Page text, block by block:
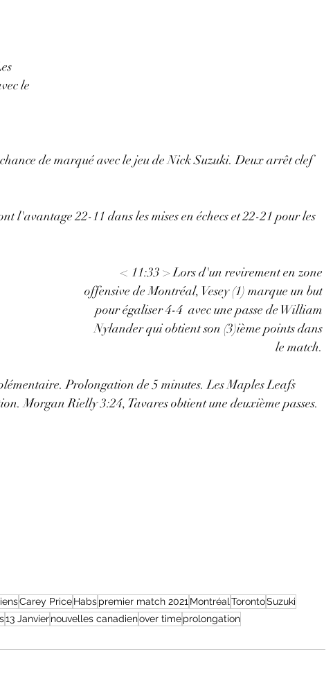
le
de marqué avec le jeu de Nick Suzuki. Deux arrêt clef
l'avantage 22-11 dans les mises en échecs et 22-21 pour les
< 11:33 > Lors d'un revirement en zone
offensive de Montréal, Vesey (1) marque un but
pour égaliser 4-4  avec une passe de William
Nylander qui obtient son (3)ième points dans
le match.
Prolongation de 5 minutes. Les Maples Leafs
Morgan Rielly 3:24, Tavares obtient une deuxième passes.
Carey PriceHabspremier match 2021MontréalTorontoSuzuki
13 Janviernouvelles canadienover timeprolongation